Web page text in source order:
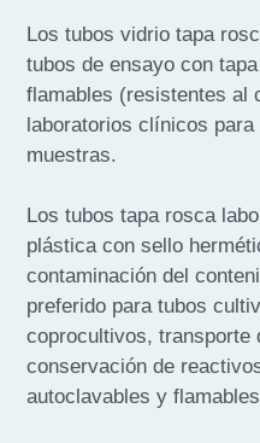
Los tubos vidrio tapa
tubos de ensayo con
flamables (resistentes al
laboratorios clínicos
muestras.
Los tubos tapa rosca
plástica con sello
contaminación del
preferido para tubos
coprocultivos, transporte
conservación de
autoclavables y